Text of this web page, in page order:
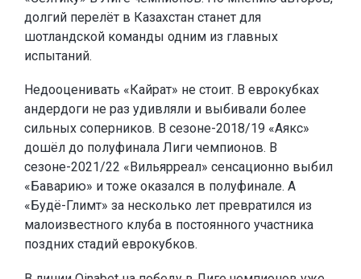
долгий перелёт в Казахстан станет для
шотландской команды одним из главных
испытаний.
Недооценивать «Кайрат» не стоит. В еврокубках
андердоги не раз удивляли и выбивали более
сильных соперников. В сезоне-2018/19 «Аякс»
дошёл до полуфинала Лиги чемпионов. В
сезоне-2021/22 «Вильярреал» сенсационно выбил
«Баварию» и тоже оказался в полуфинале. А
«Будё-Глимт» за несколько лет превратился из
малоизвестного клуба в постоянного участника
поздних стадий еврокубков.